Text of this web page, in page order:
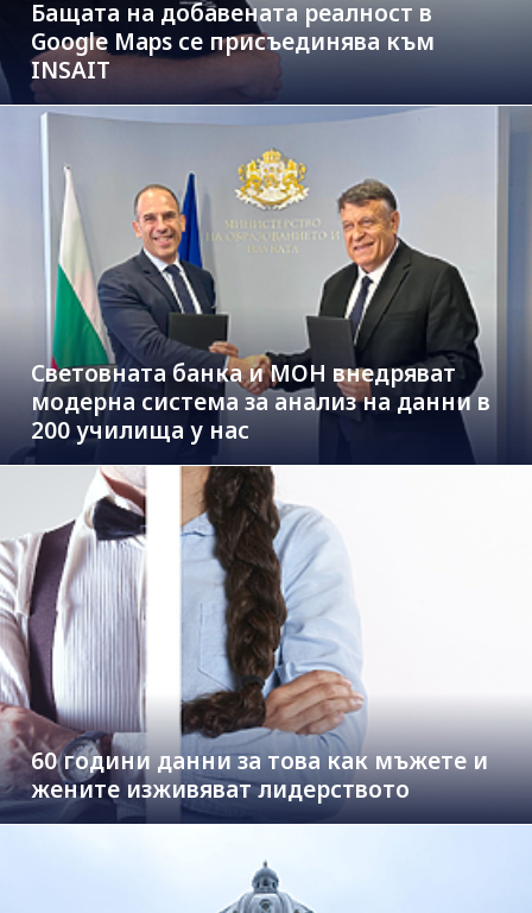
Бащата на добавената реалност в
Google Maps се присъединява към
INSAIT
Световната банка и МОН внедряват
модерна система за анализ на данни в
200 училища у нас
60 години данни за това как мъжете и
жените изживяват лидерството